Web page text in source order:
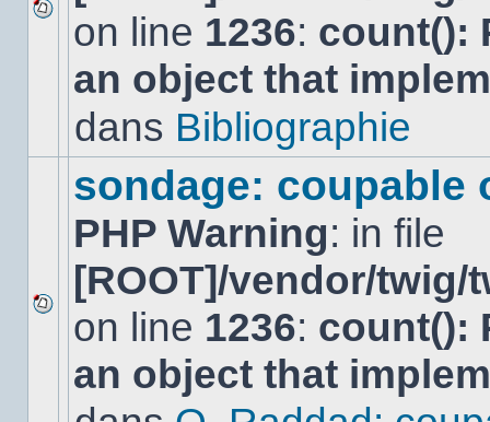
Aucun
nouveau
message
non-
dans
on line 1236: count():
an object that
dans Bibliographie
Aucun
nouveau
message
non-
sondage: coupable
PHP Warning: in file
[ROOT]/vendor/
on line 1236: count():
an object that